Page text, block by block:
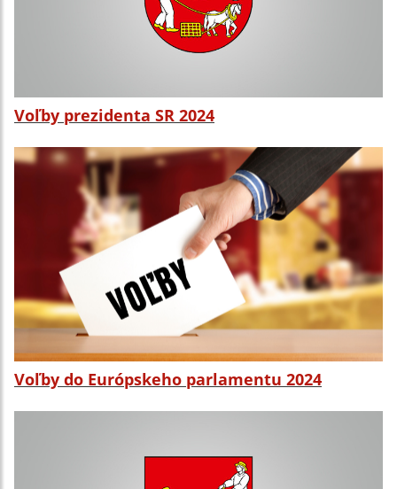
Voľby prezidenta SR 2024
Voľby do Európskeho parlamentu 2024